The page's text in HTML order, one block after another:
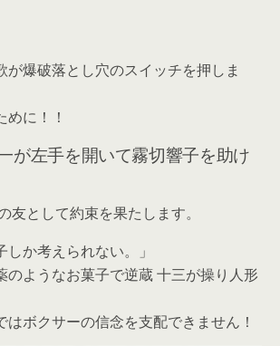
が爆破落とし穴のスイッチを押しま
に！！
が左手を開いて霧切響子を助け
友として約束を果たします。
しか考えられない。」
のようなお菓子で逆蔵 十三が操り人形
はボクサーの信念を支配できません！